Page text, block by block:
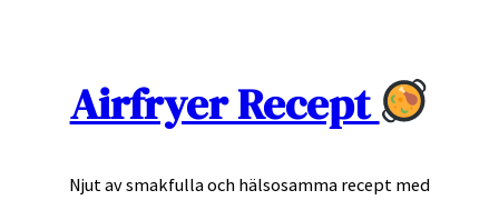
Airfryer Recept
Njut av smakfulla och hälsosamma recept med